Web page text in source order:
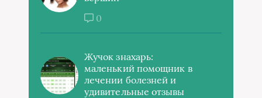
0
Жучок знахарь:
маленький помощник в
лечении болезней и
удивительные отзывы